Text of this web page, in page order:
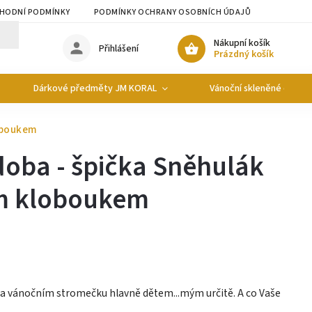
PODMÍNKY PODMÍNKY OCHRANY OSOBNÍCH ÚDAJŮ
Nákupní košík
Prázdný košík
Přihlášení
Dárkové předměty JM KORAL Vánoční skleněné
- špička Sněhulák
kloboukem
vánočním stromečku hlavně dětem...mým určitě. A co Vaše